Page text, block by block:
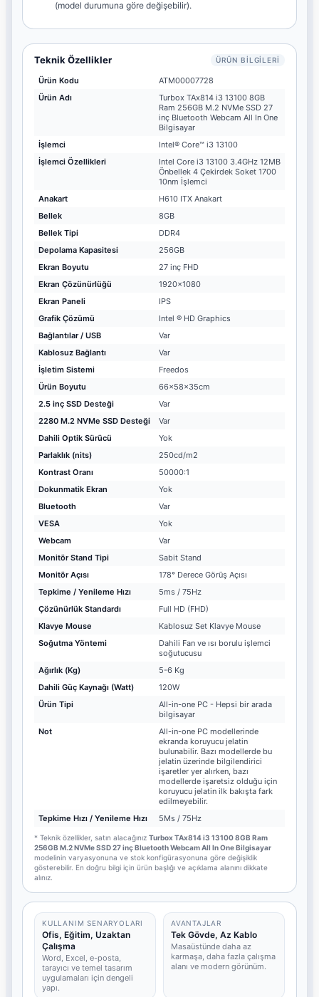
(model durumuna göre değişebilir).
Teknik Özellikler ÜRÜN BILGILERI
Ürün Kodu
ATM00007728
Ürün Adı
Turbox TAx814 i3 13100 8GB
Ram 256GB M.2 NVMe SSD 27
inç Bluetooth Webcam All In One
Bilgisayar
İşlemci
Intel® Core™ i3 13100
İşlemci Özellikleri
Intel Core i3 13100 3.4GHz 12MB
Önbellek 4 Çekirdek Soket 1700
10nm İşlemci
Anakart
H610 ITX Anakart
Bellek
8GB
Bellek Tipi
DDR4
Depolama Kapasitesi
256GB
Ekran Boyutu
27 inç FHD
Ekran Çözünürlüğü
1920x1080
Ekran Paneli
IPS
Grafik Çözümü
Intel ® HD Graphics
Bağlantılar / USB
Var
Kablosuz Bağlantı
Var
İşletim Sistemi
Freedos
Ürün Boyutu
66x58x35cm
2.5 inç SSD Desteği
Var
2280 M.2 NVMe SSD Desteği
Var
Dahili Optik Sürücü
Yok
Parlaklık (nits)
250cd/m2
Kontrast Oranı
50000:1
Dokunmatik Ekran
Yok
Bluetooth
Var
VESA
Yok
Webcam
Var
Monitör Stand Tipi
Sabit Stand
Monitör Açısı
178° Derece Görüş Açısı
Tepkime / Yenileme Hızı
5ms / 75Hz
Çözünürlük Standardı
Full HD (FHD)
Klavye Mouse
Kablosuz Set Klavye Mouse
Soğutma Yöntemi
Dahili Fan ve ısı borulu işlemci
soğutucusu
Ağırlık (Kg)
5-6 Kg
Dahili Güç Kaynağı (Watt)
120W
Ürün Tipi
All-in-one PC - Hepsi bir arada
bilgisayar
Not
All-in-one PC modellerinde
ekranda koruyucu jelatin
bulunabilir. Bazı modellerde bu
jelatin üzerinde bilgilendirici
işaretler yer alırken, bazı
modellerde işaretsiz olduğu için
koruyucu jelatin ilk bakışta fark
edilmeyebilir.
Tepkime Hızı / Yenileme Hızı
5Ms / 75Hz
* Teknik özellikler, satın alacağınız Turbox TAx814 i3 13100 8GB Ram
256GB M.2 NVMe SSD 27 inç Bluetooth Webcam All In One Bilgisayar
modelinin varyasyonuna ve stok konfigürasyonuna göre değişiklik
gösterebilir. En doğru bilgi için ürün başlığı ve açıklama alanını dikkate
alınız.
KULLANIM SENARYOLARI
Ofis, Eğitim, Uzaktan
Çalışma
Word, Excel, e-posta,
tarayıcı ve temel tasarım
uygulamaları için dengeli
yapı.
AVANTAJLAR
Tek Gövde, Az Kablo
Masaüstünde daha az
karmaşa, daha fazla çalışma
alanı ve modern görünüm.